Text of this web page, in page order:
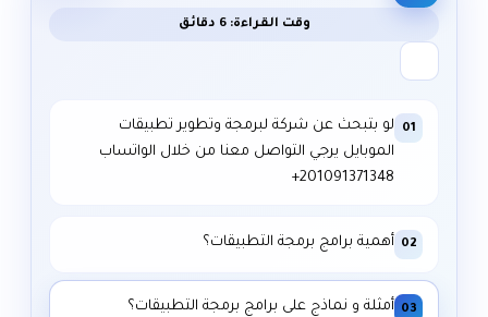
وقت القراءة: 6 دقائق
01
لو بتبحث عن شركة لبرمجة وتطوير تطبيقات
الموبايل يرجي التواصل معنا من خلال الواتساب
02 أهمية برامج برمجة التطبيقات؟
03 أمثلة و نماذج على برامج برمجة التطبيقات؟